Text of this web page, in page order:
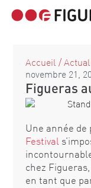
Accueil /
novembre 21,
Figueras
Une année de
Festival
chez
en tant que